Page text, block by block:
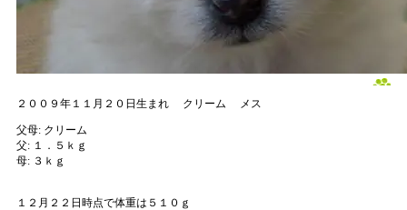
２００９年１１月２０日生まれ クリーム メス
父母: クリーム
父: １．５ｋｇ
母: ３ｋｇ
１２月２２日時点で体重は５１０ｇ